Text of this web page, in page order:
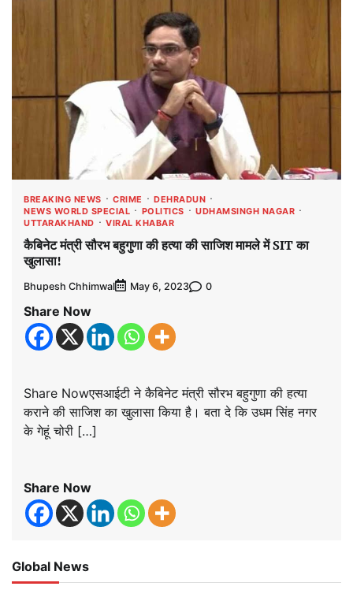
BREAKING NEWS CRIME
DEHRADUN
NEWS WORLD SPECIAL
POLITICS
UDHAMSINGH NAGAR
UTTARAKHAND
VIRAL KHABAR
कैबिनेट मंत्री सौरभ बहुगुणा की हत्या की साजिश मामले में SIT का
खुलासा!
Bhupesh Chhimwal May 6, 2023 0
Share Now
Share Nowएसआईटी ने कैबिनेट मंत्री सौरभ बहुगुणा की हत्या
कराने की साजिश का खुलासा किया है। बता दे कि उधम सिंह नगर
के गेहूं चोरी […]
Share Now
Global News